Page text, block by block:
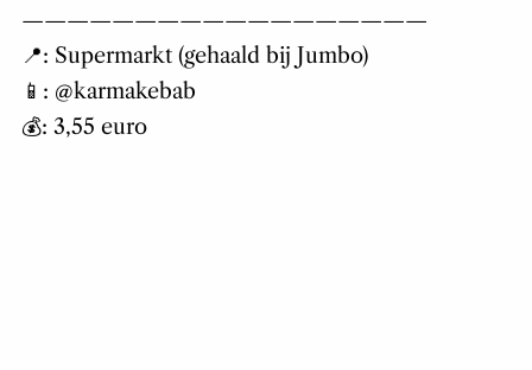
——————————————————
📍: Supermarkt (gehaald bij Jumbo)
📱: @karmakebab
💰: 3,55 euro